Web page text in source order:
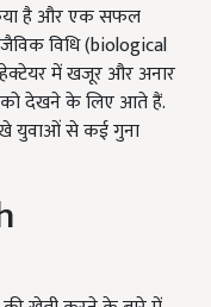
है और एक सफल
विधि (biological
हेक्टेयर में खजूर और अनार
देखने के लिए आते हैं.
युवाओं से कई गुना